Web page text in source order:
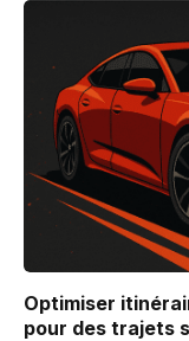
Optimiser
pour des trajets